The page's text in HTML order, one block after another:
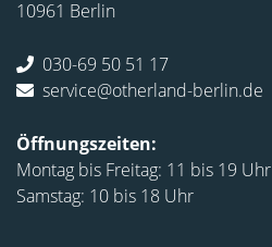
10961 Berlin
030-69 50 51 17
service@otherland-berlin.de
Öffnungszeiten:
Montag bis Freitag: 11 bis 19 Uhr
Samstag: 10 bis 18 Uhr